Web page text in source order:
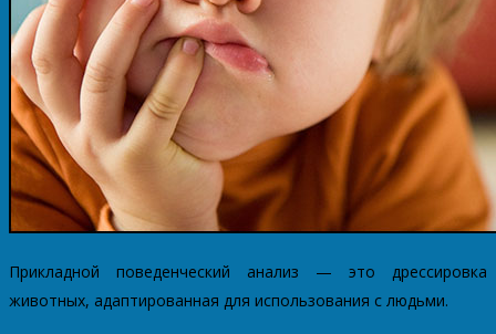
Прикладной поведенческий анализ — это дрессировка
животных, адаптированная для использования с людьми.